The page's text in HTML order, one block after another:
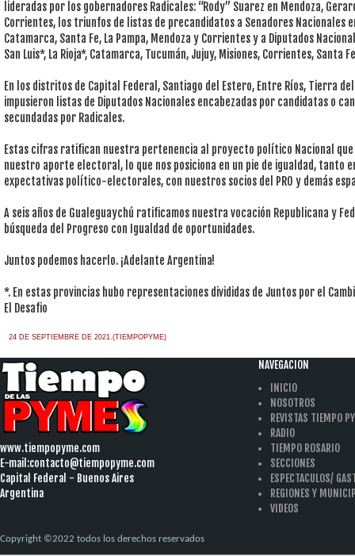
lideradas por los gobernadores Radicales: “Rody” Suarez en Mendoza,
Corrientes, los triunfos de listas de precandidatos a Senadores Nacionales
Catamarca, Santa Fe, La Pampa, Mendoza y Corrientes y a Diputados
San Luis*, La Rioja*, Catamarca, Tucumán, Jujuy, Misiones, Corrientes, Santa
En los distritos de Capital Federal, Santiago del Estero, Entre Ríos, Tierra del
impusieron listas de Diputados Nacionales encabezadas por candidatas o
secundadas por Radicales.
Estas cifras ratifican nuestra pertenencia al proyecto político Nacional que
nuestro aporte electoral, lo que nos posiciona en un pie de igualdad, tanto
expectativas político-electorales, con nuestros socios del PRO y demás
A seis años de Gualeguaychú ratificamos nuestra vocación Republicana y
búsqueda del Progreso con Igualdad de oportunidades.
Juntos podemos hacerlo. ¡Adelante Argentina!
*. En estas provincias hubo representaciones divididas de Juntos por el
El Desafio
24 DE SEPTIEMBRE DE 2021.(TIEMPOPYME)
www.tiempopyme.com
E-mail:contacto@tiempopyme.com
Capital Federal - Buenos Aires
Argentina
NAVEGACION
INICIO
NOSOTROS
REVISTAS TIEMPO
RADIO
TIEMPO ROSARIO
SECCIONES
ESPECTACULOS/
REGIONES Y
VIDEOS
Copyright ©2022 todos los derechos reservados